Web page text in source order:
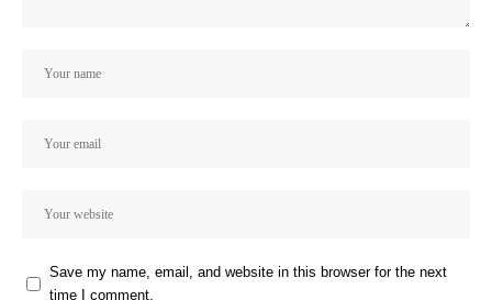
Save my name, email, and website in this browser for the next
time I comment.